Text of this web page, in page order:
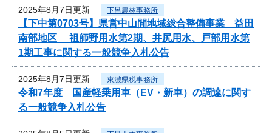
2025年8月7日更新 下呂農林事務所
【下中第0703号】県営中山間地域総合整備事業 益田
南部地区 祖師野用水第2期、井尻用水、戸部用水第
1期工事に関する一般競争入札公告
2025年8月7日更新 東濃県税事務所
令和7年度 国産軽乗用車（EV・新車）の調達に関す
る一般競争入札公告